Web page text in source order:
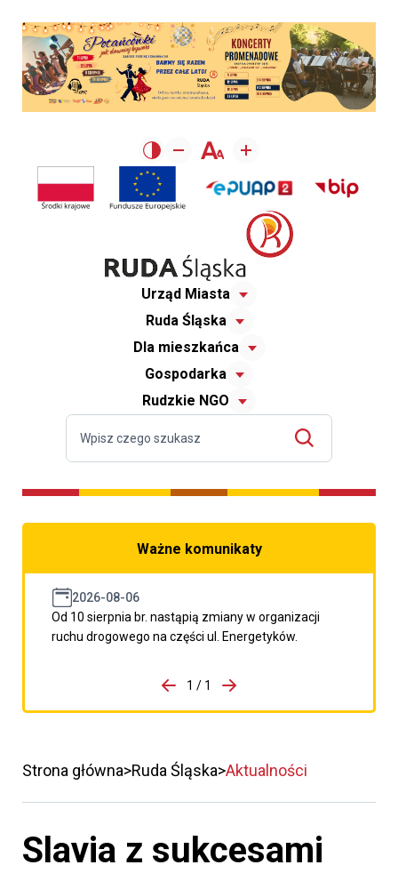
Urząd Miasta
Ruda Śląska
Dla mieszkańca
Gospodarka
Rudzkie NGO
Ważne komunikaty
2026-08-06
Od 10 sierpnia br. nastąpią zmiany w organizacji
ruchu drogowego na części ul. Energetyków.
porzpedniego komunikatu
1 / 1
Przejdź do następnego
Strona główna Ruda Śląska Aktualności
Slavia z sukcesami